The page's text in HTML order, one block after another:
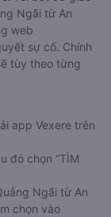
Ngãi từ An
web
sự cố. Chính
tùy theo từng
app Vexere trên
đó chọn “TÌM
Ngãi từ An
chọn vào